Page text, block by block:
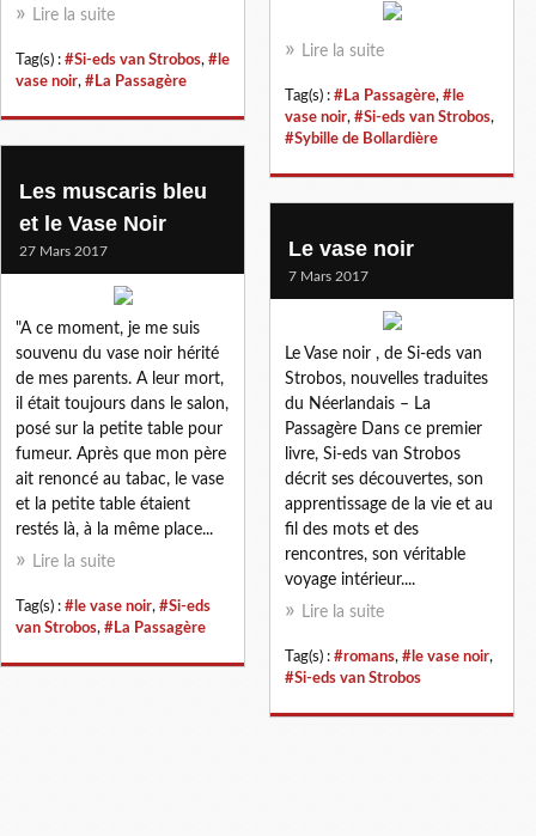
Lire la suite
Tag(s) : #Si-eds van Strobos, #le
vase noir, #La Passagère
Lire la suite
Tag(s) : #La Passagère, #le
vase noir, #Si-eds van Strobos,
#Sybille de Bollardière
Les muscaris bleu
et le Vase Noir
27 Mars 2017
"A ce moment, je me suis
souvenu du vase noir hérité
de mes parents. A leur mort,
il était toujours dans le salon,
posé sur la petite table pour
fumeur. Après que mon père
ait renoncé au tabac, le vase
et la petite table étaient
restés là, à la même place...
Lire la suite
Tag(s) : #le vase noir, #Si-eds
van Strobos, #La Passagère
Le vase noir
7 Mars 2017
Le Vase noir , de Si-eds van
Strobos, nouvelles traduites
du Néerlandais – La
Passagère Dans ce premier
livre, Si-eds van Strobos
décrit ses découvertes, son
apprentissage de la vie et au
fil des mots et des
rencontres, son véritable
voyage intérieur....
Lire la suite
Tag(s) : #romans, #le vase noir,
#Si-eds van Strobos